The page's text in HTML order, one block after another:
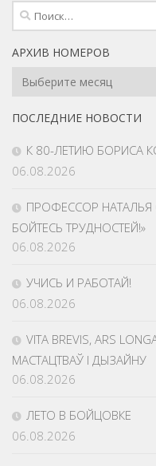
Найти:
АРХИВ НОМЕРОВ
Архив
Номеров
ПОСЛЕДНИЕ НОВОСТИ
К 80-ЛЕТИЮ БОРИСА
06.08.2026
ПРОФЕССОР НАТАЛЬЯ
БОЙТЕСЬ ТРУДНОСТЕЙ!»
06.08.2026
УЧИСЬ И РАБОТАЙ!
06.08.2026
VITA BREVIS, ARS
МАСТАЦТВАЎ І ДЫЗАЙНУ
06.08.2026
ЛЕТО В БОЙЦОВКЕ
06.08.2026